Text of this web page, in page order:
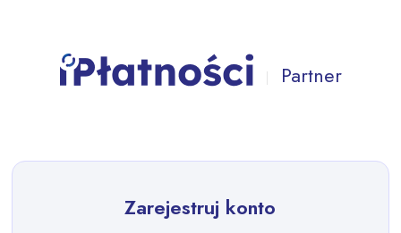
Partner
Zarejestruj konto